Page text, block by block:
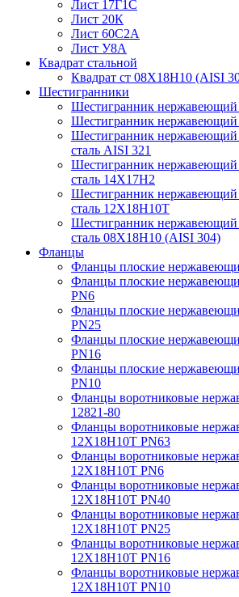
Лист 17Г1С
Лист 20К
Лист 60С2А
Лист У8А
Квадрат стальной
Квадрат ст 08Х18Н10 (AISI
Шестигранники
Шестигранник нержавеющий
Шестигранник нержавеющий
Шестигранник нержавеющий
сталь AISI 321
Шестигранник нержавеющий
сталь 14Х17Н2
Шестигранник нержавеющий
сталь 12Х18Н10Т
Шестигранник нержавеющий
сталь 08Х18Н10 (AISI 304)
Фланцы
Фланцы плоские
Фланцы плоские
PN6
Фланцы плоские
PN25
Фланцы плоские
PN16
Фланцы плоские
PN10
Фланцы воротниковые
12821-80
Фланцы воротниковые
12Х18Н10Т PN63
Фланцы воротниковые
12Х18Н10Т PN6
Фланцы воротниковые
12Х18Н10Т PN40
Фланцы воротниковые
12Х18Н10Т PN25
Фланцы воротниковые
12Х18Н10Т PN16
Фланцы воротниковые
12Х18Н10Т PN10